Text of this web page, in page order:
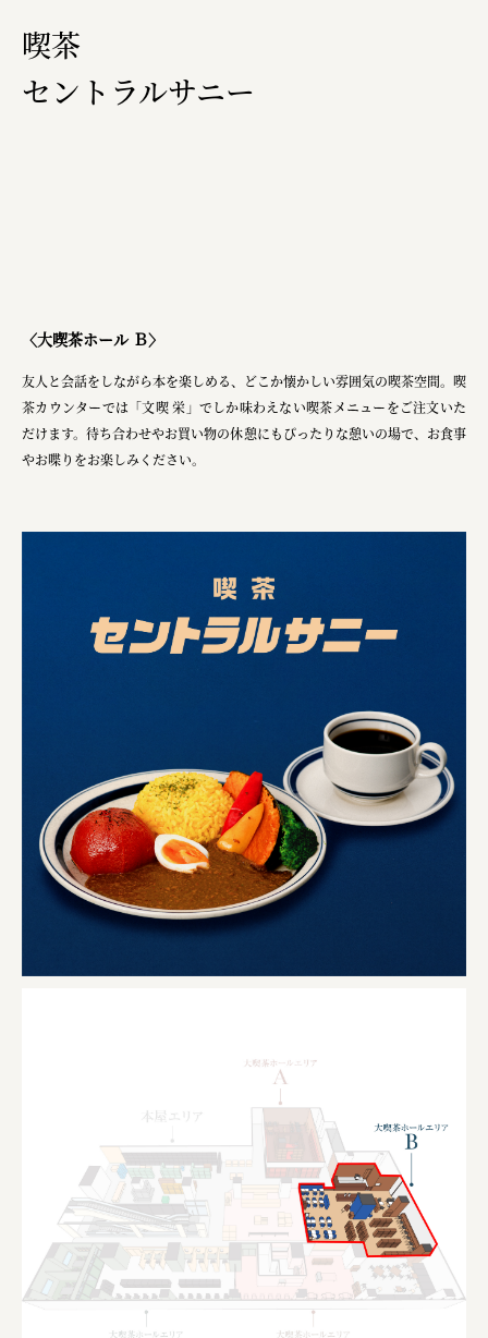
喫茶
セントラルサニー
〈大喫茶ホール Ｂ〉
友人と会話をしながら本を楽しめる、どこか懐かしい雰囲気の喫茶空間。喫
茶カウンターでは「文喫 栄」でしか味わえない喫茶メニューをご注文いた
だけます。待ち合わせやお買い物の休憩にもぴったりな憩いの場で、お食事
やお喋りをお楽しみください。